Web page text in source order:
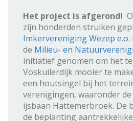
Het project is afgerond!
zijn honderden struiken
Imkervereniging Wezep e.o.
de Milieu- en
initiatief genomen om het
Voskuilerdijk mooier te
een houtsingel bij het
verenigingen, waaronder
ijsbaan Hattemerbroek. De
de beplanting